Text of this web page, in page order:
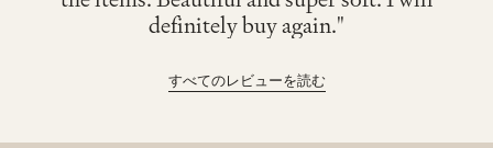
definitely buy again."
すべてのレビューを読む